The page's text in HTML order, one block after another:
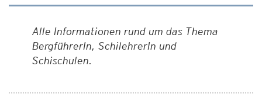
Alle Informationen rund um das Thema
BergführerIn, SchilehrerIn und
Schischulen.